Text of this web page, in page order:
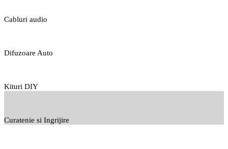
Cabluri audio
Difuzoare Auto
Kituri DIY
Curatenie si Ingrijire